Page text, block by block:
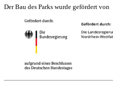
Der Bau des Parks wurde gefördert von